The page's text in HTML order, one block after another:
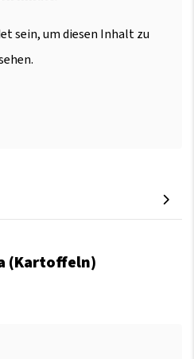
sein, um diesen Inhalt zu
(Kartoffeln)